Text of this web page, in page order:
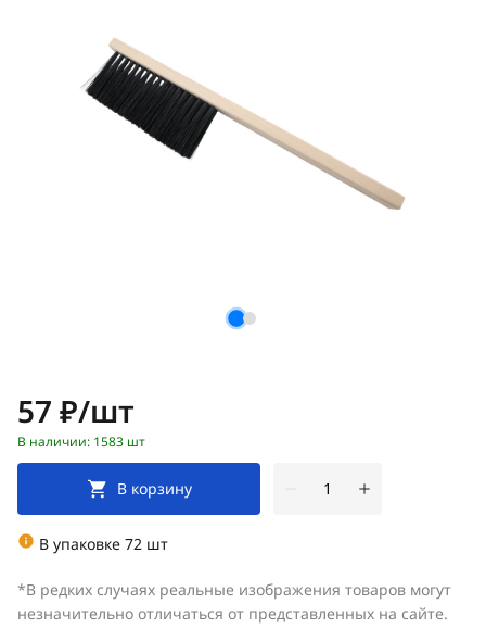
Цена:
57 ₽/шт
В наличии: 1583 шт
В корзину
В упаковке 72 шт
*В редких случаях реальные изображения товаров могут
незначительно отличаться от представленных на сайте.